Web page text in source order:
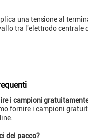
una tensione al
tra l'elettrodo centrale
i campioni
fornire i campioni
del pacco?